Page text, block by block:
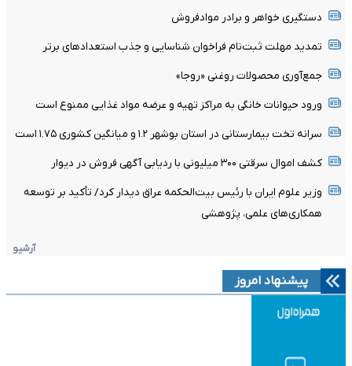
دستگیری خواهر و برادر موادفروش
تمدید مهلت ثبت‌نام فراخوان شناسایی و جذب استعدادهای برتر
جمع‌آوری محصولات روغنی «روجا»
ورود حیوانات خانگی به مراکز تهیه و عرضه مواد غذایی ممنوع است
سرانه تخت بیمارستانی در استان بوشهر ۱.۲ و میانگین کشوری ۱.۷۵ است
کشف اموال سرقتی ۳۰۰ میلیونی با ردیابی آگهی فروش در دیوار
وزیر علوم ایران با رئیس بیت‌الحکمه عراق دیدار کرد/ تأکید بر توسعه
همکاری‌های علمی، پژوهشی
آرشیو
پیشنهاد امروز